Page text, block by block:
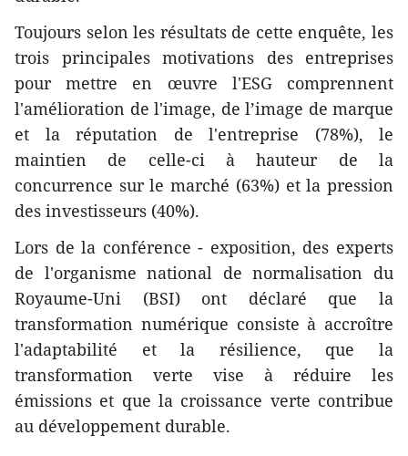
Toujours selon les résultats de cette enquête, les
trois principales motivations des entreprises
pour mettre en œuvre l'ESG comprennent
l'amélioration de l'image, de l’image de marque
et la réputation de l'entreprise (78%), le
maintien de celle-ci à hauteur de la
concurrence sur le marché (63%) et la pression
des investisseurs (40%).
Lors de la conférence - exposition, des experts
de l'organisme national de normalisation du
Royaume-Uni (BSI) ont déclaré que la
transformation numérique consiste à accroître
l'adaptabilité et la résilience, que la
transformation verte vise à réduire les
émissions et que la croissance verte contribue
au développement durable.